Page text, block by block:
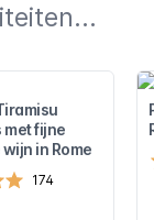
met fijne
in Rome
174